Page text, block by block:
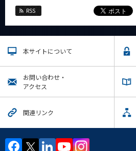
RSS
本サイトについて
お問い合わせ・
アクセス
関連リンク
2026年
5月
4月
2023年